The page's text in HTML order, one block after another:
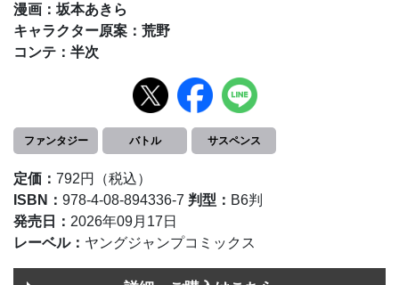
漫画：坂本あきら
キャラクター原案：荒野
コンテ：半次
ファンタジー バトル サスペンス
定価： 792円（税込）
ISBN： 978-4-08-894336-7 判型： B6判
発売日： 2026年09月17日
レーベル： ヤングジャンプコミックス